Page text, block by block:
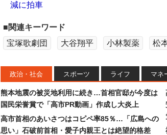
減に拍車
■関連キーワード
宝塚歌劇団
大谷翔平 小林製薬 松
政治・社会 スポーツ ライフ マネ
熊本地震の被災地利用に続き…首相官邸が今度は
国民栄誉賞で「高市PR動画」作成し大炎上
高市首相のあいさつはコピペ率85％…「広島への
思い」石破前首相・愛子内親王とは絶望的格差